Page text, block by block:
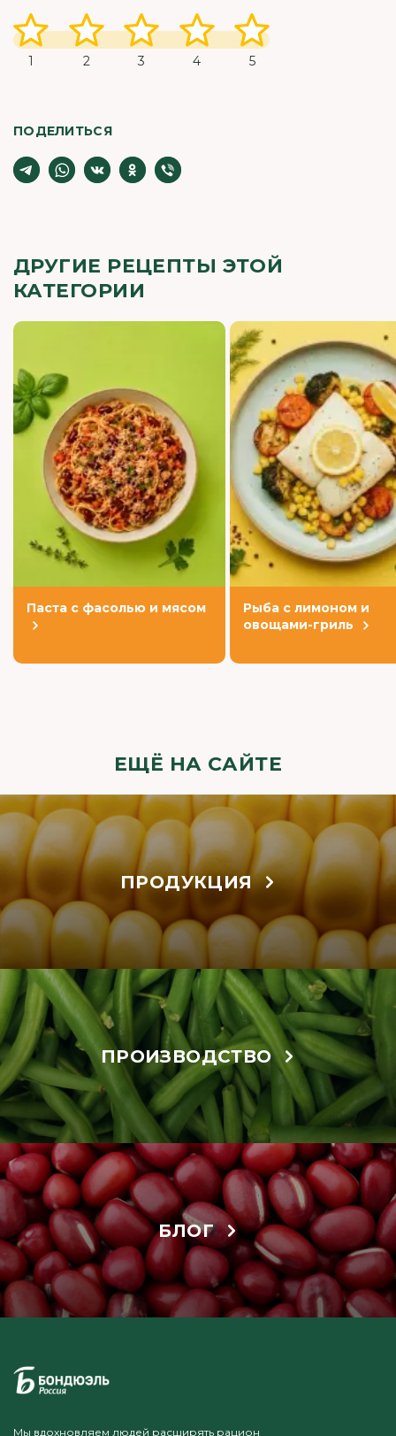
1 2 3 4 5
ПОДЕЛИТЬСЯ
ДРУГИЕ РЕЦЕПТЫ ЭТОЙ
КАТЕГОРИИ
Паста с фасолью и мясом
Рыба с лимоном и
овощами-гриль
ЕЩЁ НА САЙТЕ
ПРОДУКЦИЯ
ПРОИЗВОДСТВО
БЛОГ
Мы вдохновляем людей расширять рацион